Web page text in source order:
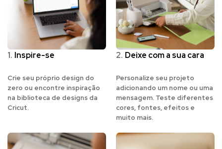
1. Inspire-se
Crie seu próprio design do
zero ou encontre inspiração
na biblioteca de designs da
Cricut.
2. Deixe com a sua cara
Personalize seu projeto
adicionando um nome ou uma
mensagem. Teste diferentes
cores, fontes, efeitos e
muito mais.